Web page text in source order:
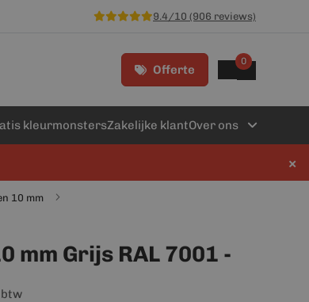
9.4/10 (906 reviews)
Offerte
0
kleurmonstersZakelijke klantOver ons
×
10 mm
mm Grijs RAL 7001 -